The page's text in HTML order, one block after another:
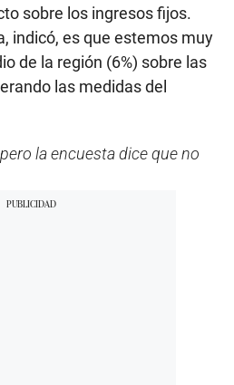
sobre los ingresos fijos.
indicó, es que estemos muy
de la región (6%) sobre las
las medidas del
la encuesta dice que no